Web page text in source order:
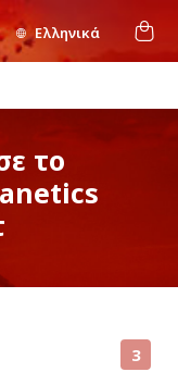
Ελληνικά
το
3